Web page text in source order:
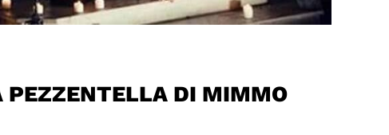
PEZZENTELLA DI MIMMO